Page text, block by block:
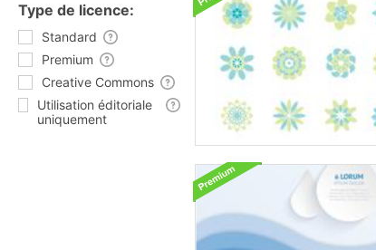
Type de licence:
Standard
Premium
Creative Commons
Utilisation éditoriale
uniquement